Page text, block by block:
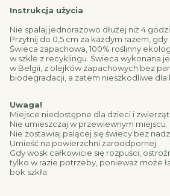
Instrukcja użycia
Nie spalaj jednorazowo dłużej niż 4
Przytnij do 0,5 cm za każdym razem, gdy
Świeca zapachowa, 100% roślinny
w szkle z recyklingu. Świeca wykonana
w Belgii, z olejków zapachowych bez
biodegradacji, a zatem nieszkodliwe dla
Uwaga!
Miejsce niedostępne dla dzieci i zwierząt.
Nie umieszczaj w przewiewnym miejscu.
Nie zostawiaj palącej się świecy bez
Umieść na powierzchni żaroodpornej.
Gdy wosk całkowicie się rozpuści,
tylko w razie potrzeby, ponieważ może
bok szkła.